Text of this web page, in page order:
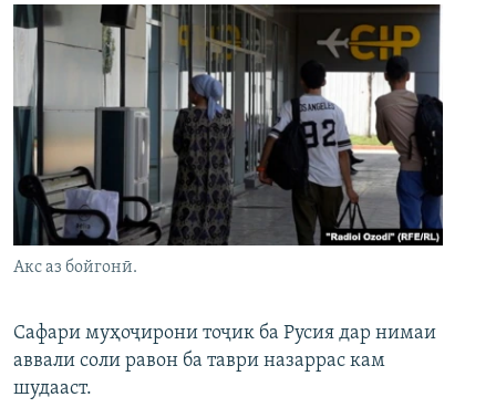
Акс аз бойгонӣ.
Сафари муҳоҷирони тоҷик ба Русия дар нимаи
аввали соли равон ба таври назаррас кам
шудааст.